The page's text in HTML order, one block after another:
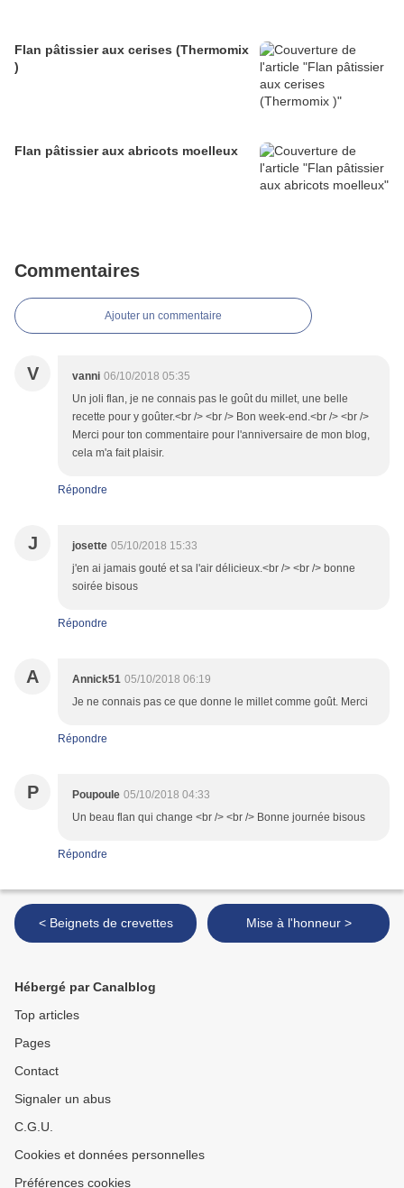
Flan pâtissier aux cerises (Thermomix
)
Flan pâtissier aux abricots moelleux
Commentaires
Ajouter un commentaire
V vanni 06/10/2018 05:35
Un joli flan, je ne connais pas le goût du millet, une belle
recette pour y goûter.<br /> <br /> Bon week-end.<br /> <br />
Merci pour ton commentaire pour l'anniversaire de mon blog,
cela m'a fait plaisir.
Répondre
J josette 05/10/2018 15:33
j'en ai jamais gouté et sa l'air délicieux.<br /> <br /> bonne
soirée bisous
Répondre
A Annick51 05/10/2018 06:19
Je ne connais pas ce que donne le millet comme goût. Merci
Répondre
P Poupoule 05/10/2018 04:33
Un beau flan qui change <br /> <br /> Bonne journée bisous
Répondre
< Beignets de crevettes Mise à l'honneur >
Hébergé par Canalblog
Top articles
Pages
Contact
Signaler un abus
C.G.U.
Cookies et données personnelles
Préférences cookies